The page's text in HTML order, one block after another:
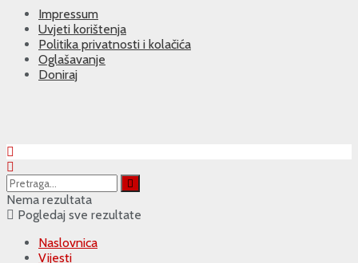
Impressum
Uvjeti korištenja
Politika privatnosti i kolačića
Oglašavanje
Doniraj
Nema rezultata
Pogledaj sve rezultate
Naslovnica
Vijesti